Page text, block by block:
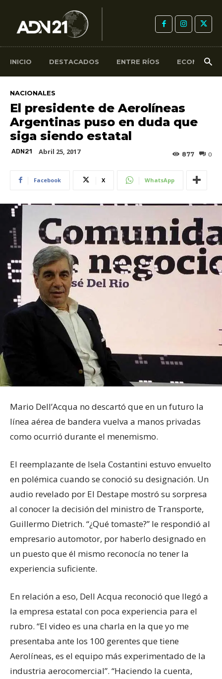
INICIO DESTACADOS ENTRE RÍOS ECONOMÍA
NACIONALES
El presidente de Aerolíneas
Argentinas puso en duda que
siga siendo estatal
ADN21 Abril 25, 2017 0
877
Facebook X WhatsApp
Mario Dell’Acqua no descartó que en un futuro la
línea aérea de bandera vuelva a manos privadas
como ocurrió durante el menemismo.
El reemplazante de Isela Costantini estuvo envuelto
en polémica cuando se conoció su designación. Un
audio revelado por El Destape mostró su sorpresa
al conocer la decisión del ministro de Transporte,
Guillermo Dietrich. “¿Qué tomaste?” le respondió al
empresario automotor, por haberlo designado en
un puesto que él mismo reconocía no tener la
experiencia suficiente.
En relación a eso, Dell Acqua reconoció que llegó a
la empresa estatal con poca experiencia para el
rubro. “El video es una charla en la que yo me
presentaba ante los 100 gerentes que tiene
Aerolíneas, es el equipo más experimentado de la
industria aerocomercial”. “Haciendo la cuenta,